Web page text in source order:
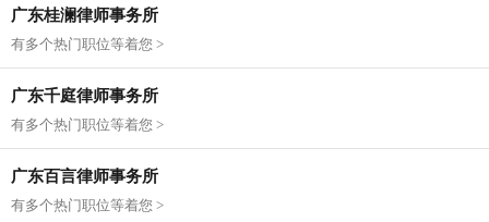
广东桂澜律师事务所
有多个热门职位等着您 >
广东千庭律师事务所
有多个热门职位等着您 >
广东百言律师事务所
有多个热门职位等着您 >